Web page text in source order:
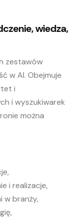
wiedza,
zestawów
w AI. Obejmuje
i
i wyszukiwarek
można
i realizacje,
w branży,